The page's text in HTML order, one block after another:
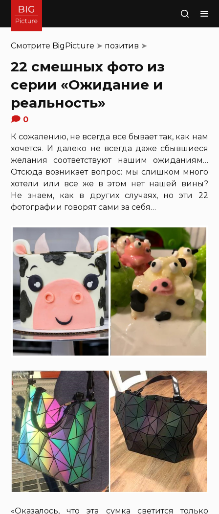
Поиск
Смотрите BigPicture ➤ позитив ➤
22 смешных фото из
серии «Ожидание и
реальность»
0
К сожалению, не всегда все бывает так, как нам
хочется. И далеко не всегда даже сбывшиеся
желания соответствуют нашим ожиданиям…
Отсюда возникает вопрос: мы слишком много
хотели или все же в этом нет нашей вины?
Не знаем, как в других случаях, но эти 22
фотографии говорят сами за себя…
«Оказалось, что эта сумка светится только